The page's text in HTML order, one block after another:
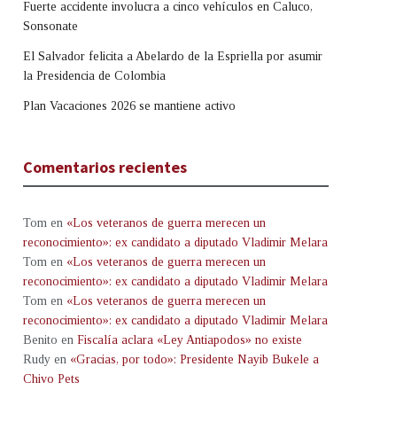
Fuerte accidente involucra a cinco vehículos en Caluco,
Sonsonate
El Salvador felicita a Abelardo de la Espriella por asumir
la Presidencia de Colombia
Plan Vacaciones 2026 se mantiene activo
Comentarios recientes
Tom en «Los veteranos de guerra merecen un
reconocimiento»: ex candidato a diputado Vladimir Melara
Tom en «Los veteranos de guerra merecen un
reconocimiento»: ex candidato a diputado Vladimir Melara
Tom en «Los veteranos de guerra merecen un
reconocimiento»: ex candidato a diputado Vladimir Melara
Benito en Fiscalía aclara «Ley Antiapodos» no existe
Rudy en «Gracias, por todo»: Presidente Nayib Bukele a
Chivo Pets